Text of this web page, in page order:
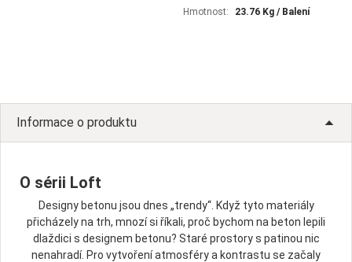
Hmotnost: 23.76 Kg / Balení
Informace o produktu
O sérii Loft
Designy betonu jsou dnes „trendy“. Když tyto materiály
přicházely na trh, mnozí si říkali, proč bychom na beton lepili
dlaždici s designem betonu? Staré prostory s patinou nic
nenahradí. Pro vytvoření atmosféry a kontrastu se začaly